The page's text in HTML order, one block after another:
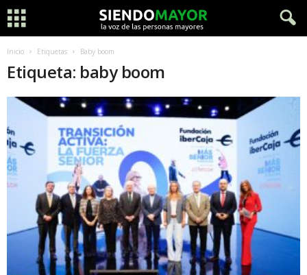
Inicio Etiquetas Baby boom
Etiqueta: baby boom